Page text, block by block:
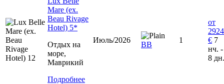
Mare (ex.
Beau Rivage
Hotel) 5*
Отдых на
море,
Маврикий
Подробнее
Июль/2026
ВВ
1
от
2924
€ 7
нч. -
8 дн.